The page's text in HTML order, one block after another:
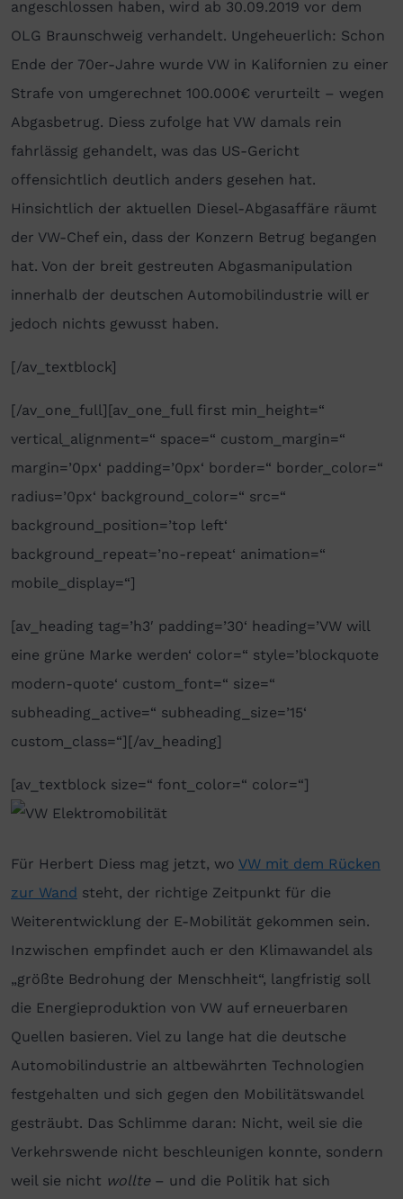
angeschlossen haben, wird ab 30.09.2019 vor dem
OLG Braunschweig verhandelt. Ungeheuerlich: Schon
Ende der 70er-Jahre wurde VW in Kalifornien zu einer
Strafe von umgerechnet 100.000€ verurteilt – wegen
Abgasbetrug. Diess zufolge hat VW damals rein
fahrlässig gehandelt, was das US-Gericht
offensichtlich deutlich anders gesehen hat.
Hinsichtlich der aktuellen Diesel-Abgasaffäre räumt
der VW-Chef ein, dass der Konzern Betrug begangen
hat. Von der breit gestreuten Abgasmanipulation
innerhalb der deutschen Automobilindustrie will er
jedoch nichts gewusst haben.
[/av_textblock]
[/av_one_full][av_one_full first min_height=“
vertical_alignment=“ space=“ custom_margin=“
margin=’0px‘ padding=’0px‘ border=“ border_color=“
radius=’0px‘ background_color=“ src=“
background_position=’top left‘
background_repeat=’no-repeat‘ animation=“
mobile_display=“]
[av_heading tag=’h3′ padding=’30‘ heading=’VW will
eine grüne Marke werden‘ color=“ style=’blockquote
modern-quote‘ custom_font=“ size=“
subheading_active=“ subheading_size=’15‘
custom_class=“][/av_heading]
[av_textblock size=“ font_color=“ color=“]
Für Herbert Diess mag jetzt, wo VW mit dem Rücken
zur Wand steht, der richtige Zeitpunkt für die
Weiterentwicklung der E-Mobilität gekommen sein.
Inzwischen empfindet auch er den Klimawandel als
„größte Bedrohung der Menschheit“, langfristig soll
die Energieproduktion von VW auf erneuerbaren
Quellen basieren. Viel zu lange hat die deutsche
Automobilindustrie an altbewährten Technologien
festgehalten und sich gegen den Mobilitätswandel
gesträubt. Das Schlimme daran: Nicht, weil sie die
Verkehrswende nicht beschleunigen konnte, sondern
weil sie nicht wollte– und die Politik hat sich